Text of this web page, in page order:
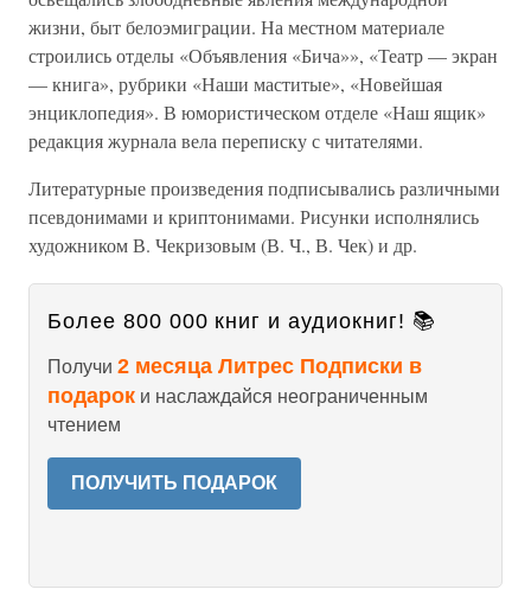
жизни, быт белоэмиграции. На местном материале
строились отделы «Объявления «Бича»», «Театр — экран
— книга», рубрики «Наши маститые», «Новейшая
энциклопедия». В юмористическом отделе «Наш ящик»
редакция журнала вела переписку с читателями.
Литературные произведения подписывались различными
псевдонимами и криптонимами. Рисунки исполнялись
художником В. Чекризовым (В. Ч., В. Чек) и др.
Более 800 000 книг и аудиокниг! 📚
Получи 2 месяца Литрес Подписки в
подарок и наслаждайся неограниченным
чтением
ПОЛУЧИТЬ ПОДАРОК